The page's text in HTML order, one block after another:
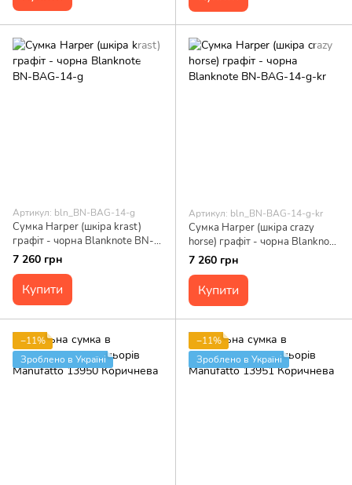
Артикул: bln_BN-BAG-14-g
Сумка Harper (шкіра krast)
графіт - чорна Blanknote BN-
BAG-14-g
7 260 грн
Купити
Артикул: bln_BN-BAG-14-g-kr
Сумка Harper (шкіра crazy
horse) графіт - чорна Blanknote
BN-BAG-14-g-kr
7 260 грн
Купити
−11%
Зроблено в Україні
−11%
Зроблено в Україні